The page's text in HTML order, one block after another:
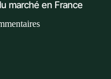
marché en France